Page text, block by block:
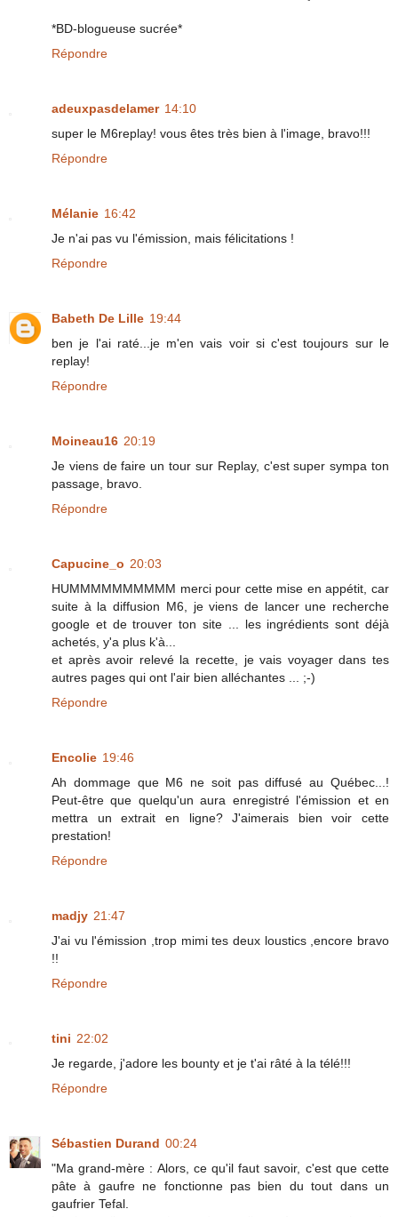
*BD-blogueuse sucrée*
Répondre
adeuxpasdelamer 14:10
super le M6replay! vous êtes très bien à l'image, bravo!!!
Répondre
Mélanie 16:42
Je n'ai pas vu l'émission, mais félicitations !
Répondre
Babeth De Lille 19:44
ben je l'ai raté...je m'en vais voir si c'est toujours sur le
replay!
Répondre
Moineau16 20:19
Je viens de faire un tour sur Replay, c'est super sympa ton
passage, bravo.
Répondre
Capucine_o 20:03
HUMMMMMMMMMM merci pour cette mise en appétit, car
suite à la diffusion M6, je viens de lancer une recherche
google et de trouver ton site ... les ingrédients sont déjà
achetés, y'a plus k'à...
et après avoir relevé la recette, je vais voyager dans tes
autres pages qui ont l'air bien alléchantes ... ;-)
Répondre
Encolie 19:46
Ah dommage que M6 ne soit pas diffusé au Québec...!
Peut-être que quelqu'un aura enregistré l'émission et en
mettra un extrait en ligne? J'aimerais bien voir cette
prestation!
Répondre
madjy 21:47
J'ai vu l'émission ,trop mimi tes deux loustics ,encore bravo
!!
Répondre
tini 22:02
Je regarde, j'adore les bounty et je t'ai râté à la télé!!!
Répondre
Sébastien Durand 00:24
"Ma grand-mère : Alors, ce qu'il faut savoir, c'est que cette
pâte à gaufre ne fonctionne pas bien du tout dans un
gaufrier Tefal.